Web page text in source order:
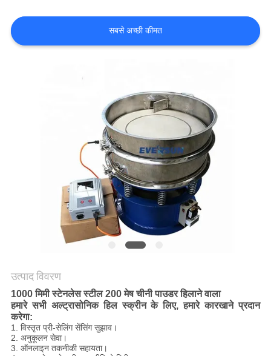
संपर्क
गोपनीयता
नीति
सबसे अच्छी कीमत
उत्पाद विवरण
1000 मिमी स्टेनलेस स्टील 200 मेष चीनी पाउडर हिलाने वाला
हमारे सभी अल्ट्रासोनिक हिल स्क्रीन के लिए, हमारे कारखाने प्रदान
करेगा:
1. विस्तृत प्री-सेलिंग सेंसिंग सुझाव।
2. अनुकूलन सेवा।
3. ऑनलाइन तकनीकी सहायता।